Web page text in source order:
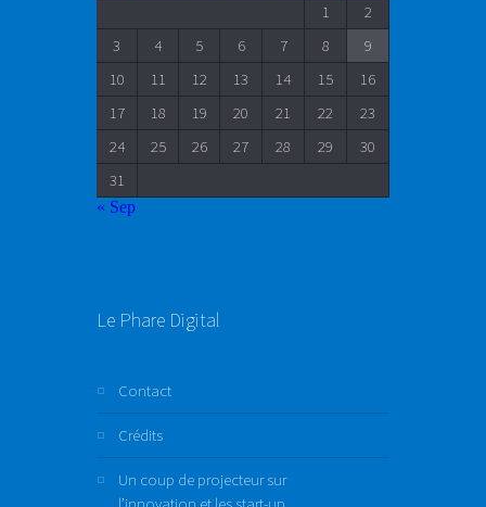
1
2
3
4 5 6 7 8
9
10
11 12 13 14 15
16
17
18 19 20 21 22
23
24
25 26 27 28 29
30
31
« Sep
Le Phare Digital
Contact
Crédits
Un coup de projecteur sur